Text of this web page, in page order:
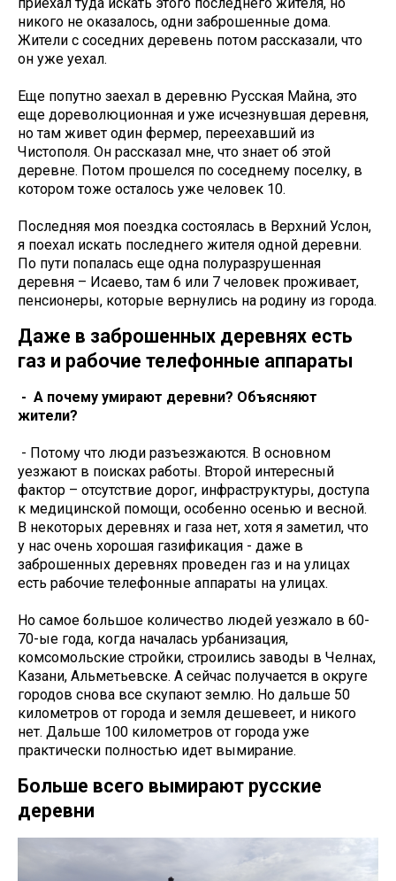
никого не оказалось, одни заброшенные дома.
Жители с соседних деревень потом рассказали, что
он уже уехал.
Еще попутно заехал в деревню Русская Майна, это
еще дореволюционная и уже исчезнувшая деревня,
но там живет один фермер, переехавший из
Чистополя. Он рассказал мне, что знает об этой
деревне. Потом прошелся по соседнему поселку, в
котором тоже осталось уже человек 10.
Последняя моя поездка состоялась в Верхний Услон,
я поехал искать последнего жителя одной деревни.
По пути попалась еще одна полуразрушенная
деревня – Исаево, там 6 или 7 человек проживает,
пенсионеры, которые вернулись на родину из города.
Даже в заброшенных деревнях есть
газ и рабочие телефонные аппараты
- А почему умирают деревни? Объясняют
жители?
- Потому что люди разъезжаются. В основном
уезжают в поисках работы. Второй интересный
фактор – отсутствие дорог, инфраструктуры, доступа
к медицинской помощи, особенно осенью и весной.
В некоторых деревнях и газа нет, хотя я заметил, что
у нас очень хорошая газификация - даже в
заброшенных деревнях проведен газ и на улицах
есть рабочие телефонные аппараты на улицах.
Но самое большое количество людей уезжало в 60-
70-ые года, когда началась урбанизация,
комсомольские стройки, строились заводы в Челнах,
Казани, Альметьевске. А сейчас получается в округе
городов снова все скупают землю. Но дальше 50
километров от города и земля дешевеет, и никого
нет. Дальше 100 километров от города уже
практически полностью идет вымирание.
Больше всего вымирают русские
деревни